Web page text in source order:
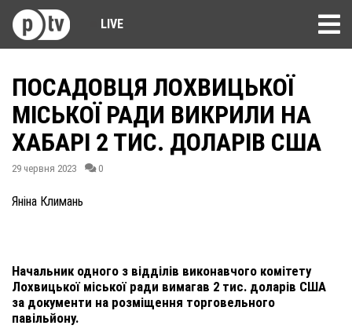
LIVE
ПОСАДОВЦЯ ЛОХВИЦЬКОЇ
МІСЬКОЇ РАДИ ВИКРИЛИ НА
ХАБАРІ 2 ТИС. ДОЛАРІВ США
29 червня 2023 0
Яніна Климань
Начальник одного з відділів виконавчого комітету
Лохвицької міської ради вимагав 2 тис. доларів США
за документи на розміщення торговельного
павільйону.